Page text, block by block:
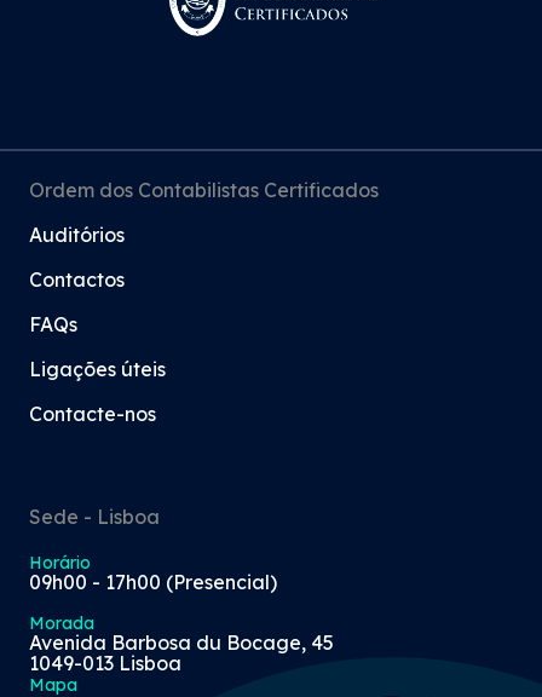
Ordem dos Contabilistas Certificados
Auditórios
Contactos
FAQs
Ligações úteis
Contacte-nos
Sede - Lisboa
Horário
09h00 - 17h00 (Presencial)
Morada
Avenida Barbosa du Bocage, 45
1049-013 Lisboa
Mapa